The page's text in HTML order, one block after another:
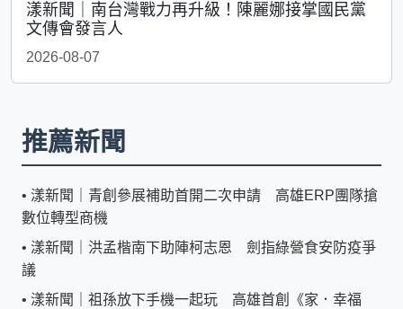
漾新聞｜南台灣戰力再升級！陳麗娜接掌國民黨
文傳會發言人
2026-08-07
推薦新聞
• 漾新聞｜青創參展補助首開二次申請 高雄ERP團隊搶
數位轉型商機
• 漾新聞｜洪孟楷南下助陣柯志恩 劍指綠營食安防疫爭
議
• 漾新聞｜祖孫放下手機一起玩 高雄首創《家．幸福